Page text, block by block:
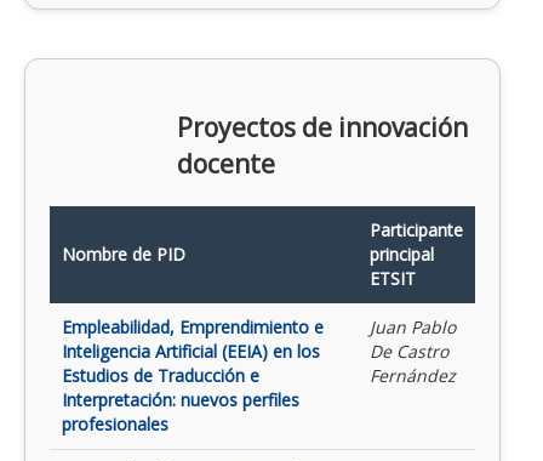
Proyectos de innovación
docente
Nombre de PID
Participante
principal
ETSIT
Empleabilidad, Emprendimiento e
Inteligencia Artificial (EEIA) en los
Estudios de Traducción e
Interpretación: nuevos perfiles
profesionales
Juan Pablo
De Castro
Fernández